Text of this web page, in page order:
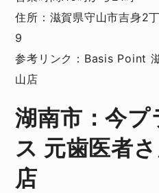
住所：滋賀県守山市吉身2
9
参考リンク： Basis Point
山店
湖南市：今プ
ス 元歯医者
店